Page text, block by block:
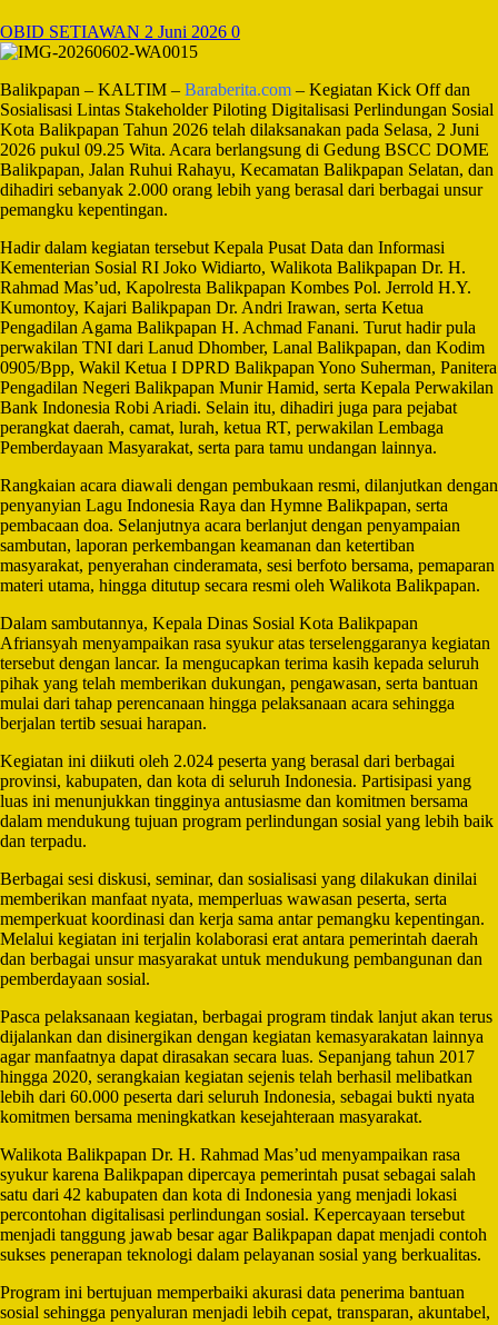
OBID SETIAWAN 2 Juni 2026 0
Balikpapan – KALTIM – Baraberita.com – Kegiatan Kick Off dan
Sosialisasi Lintas Stakeholder Piloting Digitalisasi Perlindungan Sosial
Kota Balikpapan Tahun 2026 telah dilaksanakan pada Selasa, 2 Juni
2026 pukul 09.25 Wita. Acara berlangsung di Gedung BSCC DOME
Balikpapan, Jalan Ruhui Rahayu, Kecamatan Balikpapan Selatan, dan
dihadiri sebanyak 2.000 orang lebih yang berasal dari berbagai unsur
pemangku kepentingan.
Hadir dalam kegiatan tersebut Kepala Pusat Data dan Informasi
Kementerian Sosial RI Joko Widiarto, Walikota Balikpapan Dr. H.
Rahmad Mas’ud, Kapolresta Balikpapan Kombes Pol. Jerrold H.Y.
Kumontoy, Kajari Balikpapan Dr. Andri Irawan, serta Ketua
Pengadilan Agama Balikpapan H. Achmad Fanani. Turut hadir pula
perwakilan TNI dari Lanud Dhomber, Lanal Balikpapan, dan Kodim
0905/Bpp, Wakil Ketua I DPRD Balikpapan Yono Suherman, Panitera
Pengadilan Negeri Balikpapan Munir Hamid, serta Kepala Perwakilan
Bank Indonesia Robi Ariadi. Selain itu, dihadiri juga para pejabat
perangkat daerah, camat, lurah, ketua RT, perwakilan Lembaga
Pemberdayaan Masyarakat, serta para tamu undangan lainnya.
Rangkaian acara diawali dengan pembukaan resmi, dilanjutkan dengan
penyanyian Lagu Indonesia Raya dan Hymne Balikpapan, serta
pembacaan doa. Selanjutnya acara berlanjut dengan penyampaian
sambutan, laporan perkembangan keamanan dan ketertiban
masyarakat, penyerahan cinderamata, sesi berfoto bersama, pemaparan
materi utama, hingga ditutup secara resmi oleh Walikota Balikpapan.
Dalam sambutannya, Kepala Dinas Sosial Kota Balikpapan
Afriansyah menyampaikan rasa syukur atas terselenggaranya kegiatan
tersebut dengan lancar. Ia mengucapkan terima kasih kepada seluruh
pihak yang telah memberikan dukungan, pengawasan, serta bantuan
mulai dari tahap perencanaan hingga pelaksanaan acara sehingga
berjalan tertib sesuai harapan.
Kegiatan ini diikuti oleh 2.024 peserta yang berasal dari berbagai
provinsi, kabupaten, dan kota di seluruh Indonesia. Partisipasi yang
luas ini menunjukkan tingginya antusiasme dan komitmen bersama
dalam mendukung tujuan program perlindungan sosial yang lebih baik
dan terpadu.
Berbagai sesi diskusi, seminar, dan sosialisasi yang dilakukan dinilai
memberikan manfaat nyata, memperluas wawasan peserta, serta
memperkuat koordinasi dan kerja sama antar pemangku kepentingan.
Melalui kegiatan ini terjalin kolaborasi erat antara pemerintah daerah
dan berbagai unsur masyarakat untuk mendukung pembangunan dan
pemberdayaan sosial.
Pasca pelaksanaan kegiatan, berbagai program tindak lanjut akan terus
dijalankan dan disinergikan dengan kegiatan kemasyarakatan lainnya
agar manfaatnya dapat dirasakan secara luas. Sepanjang tahun 2017
hingga 2020, serangkaian kegiatan sejenis telah berhasil melibatkan
lebih dari 60.000 peserta dari seluruh Indonesia, sebagai bukti nyata
komitmen bersama meningkatkan kesejahteraan masyarakat.
Walikota Balikpapan Dr. H. Rahmad Mas’ud menyampaikan rasa
syukur karena Balikpapan dipercaya pemerintah pusat sebagai salah
satu dari 42 kabupaten dan kota di Indonesia yang menjadi lokasi
percontohan digitalisasi perlindungan sosial. Kepercayaan tersebut
menjadi tanggung jawab besar agar Balikpapan dapat menjadi contoh
sukses penerapan teknologi dalam pelayanan sosial yang berkualitas.
Program ini bertujuan memperbaiki akurasi data penerima bantuan
sosial sehingga penyaluran menjadi lebih cepat, transparan, akuntabel,